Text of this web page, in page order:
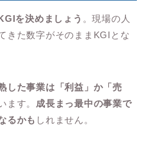
を決めましょう 。現場の人
きた数字がそのままKGIとな
した事業は「利益」か「売
ます。 成長まっ最中の事業で
るかも しれません。